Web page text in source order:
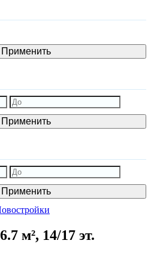
Применить
Применить
Применить
м², 14/17 эт.